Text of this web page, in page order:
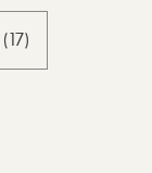
(17)